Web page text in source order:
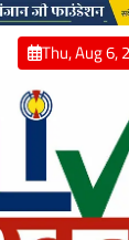
Thu, Aug 6,